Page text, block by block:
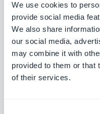
We use cookies to
provide social media
We also share
our social media,
may combine it with
provided to them or that
of their services.
Offer a
the
Gratis